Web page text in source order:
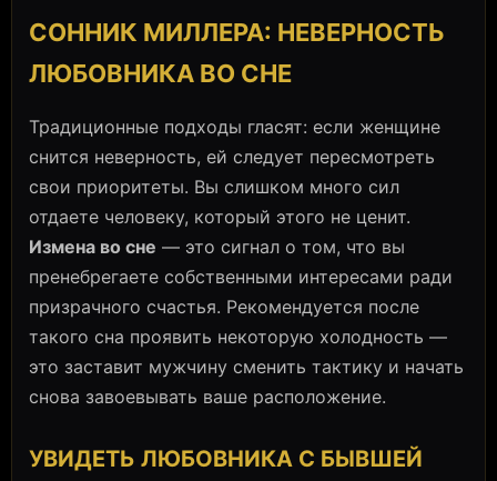
СОННИК МИЛЛЕРА: НЕВЕРНОСТЬ
ЛЮБОВНИКА ВО СНЕ
Традиционные подходы гласят: если женщине
снится неверность, ей следует пересмотреть
свои приоритеты. Вы слишком много сил
отдаете человеку, который этого не ценит.
Измена во сне — это сигнал о том, что вы
пренебрегаете собственными интересами ради
призрачного счастья. Рекомендуется после
такого сна проявить некоторую холодность —
это заставит мужчину сменить тактику и начать
снова завоевывать ваше расположение.
УВИДЕТЬ ЛЮБОВНИКА С БЫВШЕЙ